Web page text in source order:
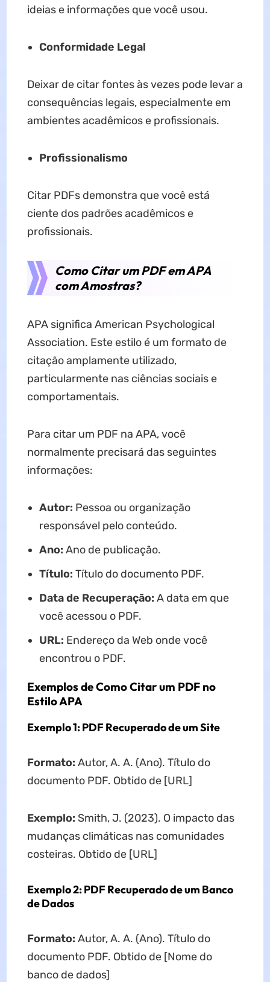
ideias e informações que você usou.
Conformidade Legal
Deixar de citar fontes às vezes pode levar a
consequências legais, especialmente em
ambientes acadêmicos e profissionais.
Profissionalismo
Citar PDFs demonstra que você está
ciente dos padrões acadêmicos e
profissionais.
Como Citar um PDF em APA
com Amostras?
APA significa American Psychological
Association. Este estilo é um formato de
citação amplamente utilizado,
particularmente nas ciências sociais e
comportamentais.
Para citar um PDF na APA, você
normalmente precisará das seguintes
informações:
Autor: Pessoa ou organização
responsável pelo conteúdo.
Ano: Ano de publicação.
Título: Título do documento PDF.
Data de Recuperação: A data em que
você acessou o PDF.
URL: Endereço da Web onde você
encontrou o PDF.
Exemplos de Como Citar um PDF no
Estilo APA
Exemplo 1: PDF Recuperado de um Site
Formato: Autor, A. A. (Ano). Título do
documento PDF. Obtido de [URL]
Exemplo: Smith, J. (2023). O impacto das
mudanças climáticas nas comunidades
costeiras. Obtido de [URL]
Exemplo 2: PDF Recuperado de um Banco
de Dados
Formato: Autor, A. A. (Ano). Título do
documento PDF. Obtido de [Nome do
banco de dados]